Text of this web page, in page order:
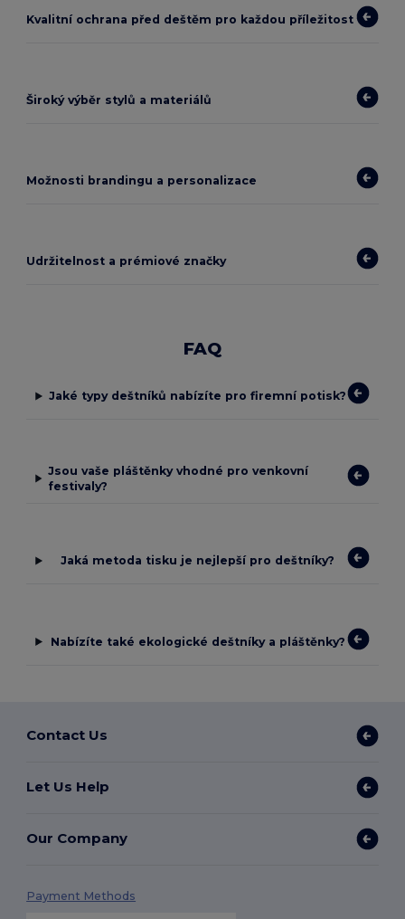
Kvalitní ochrana před deštěm pro každou příležitost
Široký výběr stylů a materiálů
Možnosti brandingu a personalizace
Udržitelnost a prémiové značky
FAQ
Jaké typy deštníků nabízíte pro firemní potisk?
Jsou vaše pláštěnky vhodné pro venkovní
festivaly?
Jaká metoda tisku je nejlepší pro deštníky?
Nabízíte také ekologické deštníky a pláštěnky?
Contact Us
Let Us Help
Our Company
Payment Methods